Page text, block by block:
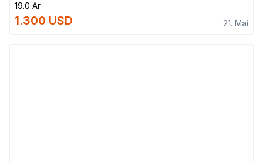
19.0 Ar
1.300 USD 21. Mai